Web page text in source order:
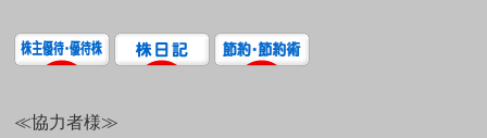
≪協力者様≫